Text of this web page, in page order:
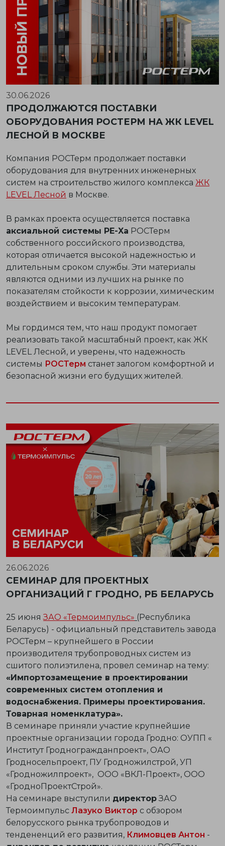
30.06.2026
ПРОДОЛЖАЮТСЯ ПОСТАВКИ
ОБОРУДОВАНИЯ РОСТЕРМ НА ЖК LEVEL
ЛЕСНОЙ В МОСКВЕ
Компания РОСТерм продолжает поставки
оборудования для внутренних инженерных
систем на строительство жилого комплекса ЖК
LEVEL Лесной в Москве.
В рамках проекта осуществляется поставка
аксиальной системы PE-Xa РОСТерм
собственного российского производства,
которая отличается высокой надежностью и
длительным сроком службы. Эти материалы
являются одними из лучших на рынке по
показателям стойкости к коррозии, химическим
воздействием и высоким температурам.
Мы гордимся тем, что наш продукт помогает
реализовать такой масштабный проект, как ЖК
LEVEL Лесной, и уверены, что надежность
системы РОСТерм станет залогом комфортной и
безопасной жизни его будущих жителей.
26.06.2026
СЕМИНАР ДЛЯ ПРОЕКТНЫХ
ОРГАНИЗАЦИЙ Г ГРОДНО, РБ БЕЛАРУСЬ
25 июняЗАО «Термоимпульс» (Республика
Беларусь) - официальный представитель завода
РОСТерм – крупнейшего в России
производителя трубопроводных систем из
сшитого полиэтилена, провел семинар на тему:
«Импортозамещение в проектировании
современных систем отопления и
водоснабжения. Примеры проектирования.
Товарная номенклатура».
В семинаре приняли участие крупнейшие
проектные организации города Гродно: ОУПП «
Институт Гродногражданпроект», ОАО
Гродносельпроект, ПУ Гродножилстрой, УП
«Гродножилпроект», ООО «ВКЛ-Проект», ООО
«ГродноПроектСтрой».
На семинаре выступили директорЗАО
Термоимпульс Лазуко Виктор с обзором
белорусского рынка трубопроводов и
тендененций его развития, Климовцев Антон -